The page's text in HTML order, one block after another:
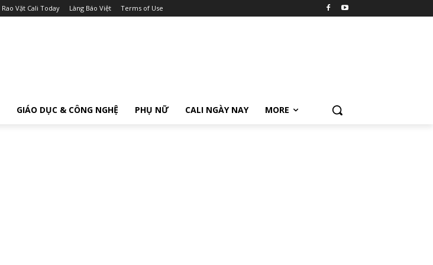
Rao Vặt Cali Today Làng Báo Việt Terms of Use
GIÁO DỤC & CÔNG NGHỆ PHỤ NỮ CALI NGÀY NAY MORE